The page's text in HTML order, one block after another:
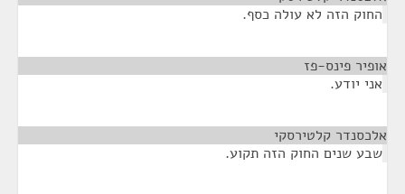
החוק הזה לא עולה כסף.
אופיר פינס-פז
אני יודע.
אלכסנדר קלטירסקי
שבע שנים החוק הזה תקוע.